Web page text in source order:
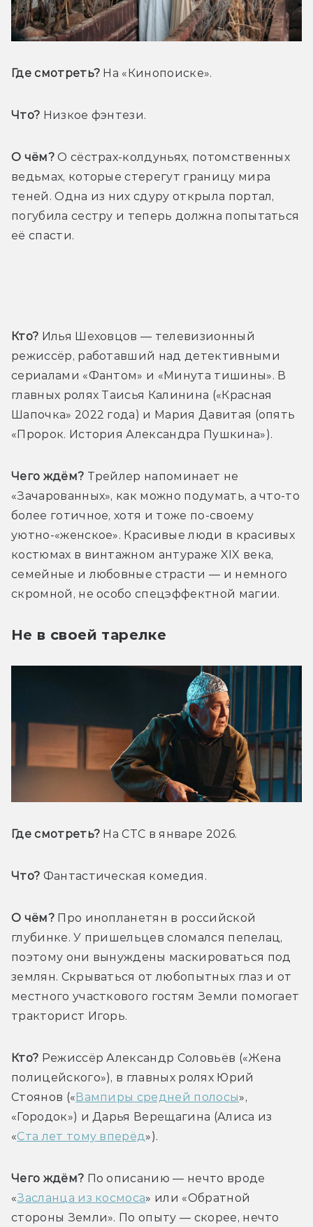
Где смотреть? На «Кинопоиске».
Что? Низкое фэнтези.
О чём? О сёстрах-колдуньях, потомственных
ведьмах, которые стерегут границу мира
теней. Одна из них сдуру открыла портал,
погубила сестру и теперь должна попытаться
её спасти.
Кто? Илья Шеховцов — телевизионный
режиссёр, работавший над детективными
сериалами «Фантом» и «Минута тишины». В
главных ролях Таисья Калинина («Красная
Шапочка» 2022 года) и Мария Давитая (опять
«Пророк. История Александра Пушкина»).
Чего ждём? Трейлер напоминает не
«Зачарованных», как можно подумать, а что-то
более готичное, хотя и тоже по-своему
уютно-«женское». Красивые люди в красивых
костюмах в винтажном антураже XIX века,
семейные и любовные страсти — и немного
скромной, не особо спецэффектной магии.
Не в своей тарелке
Где смотреть? На СТС в январе 2026.
Что?
О чём? Про инопланетян в российской
глубинке. У пришельцев сломался пепелац,
поэтому они вынуждены маскироваться под
землян. Скрываться от любопытных глаз и от
местного участкового гостям Земли помогает
Кто? Режиссёр Александр Соловьёв («Жена
полицейского»), в главных ролях Юрий
Стоянов («Вампиры средней полосы»,
«Городок») и Дарья Верещагина (Алиса из
«Ста лет тому вперёд
Чего ждём? По описанию — нечто вроде
«Засланца из космоса» или «Обратной
стороны Земли». По опыту — скорее, нечто